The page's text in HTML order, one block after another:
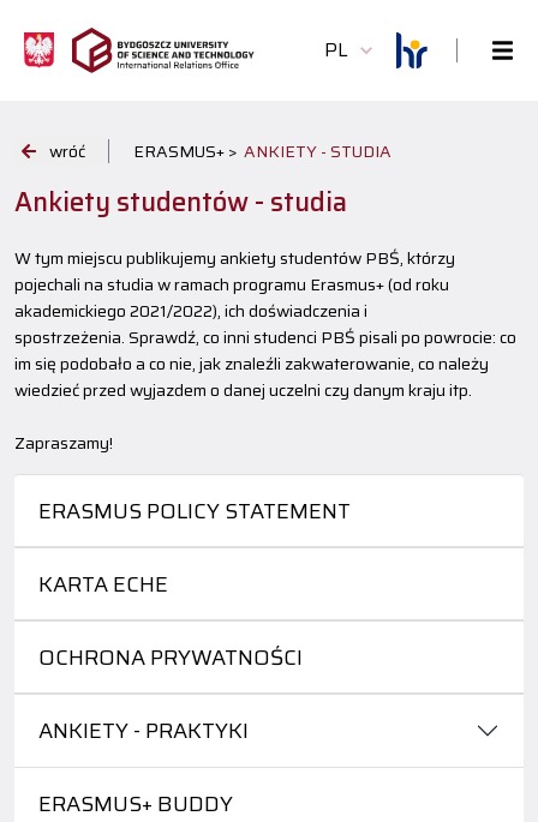
PL
wróć ERASMUS+ > ANKIETY - STUDIA
ERASMUS POLICY STATEMENT
KARTA ECHE
OCHRONA PRYWATNOŚCI
ANKIETY - PRAKTYKI
ERASMUS+ BUDDY
Ankiety studentów - studia
W tym miejscu publikujemy ankiety studentów PBŚ, którzy
pojechali na studia w ramach programu Erasmus+ (od roku
akademickiego 2021/2022), ich doświadczenia i
spostrzeżenia. Sprawdź, co inni studenci PBŚ pisali po powrocie: co
im się podobało a co nie, jak znaleźli zakwaterowanie, co należy
wiedzieć przed wyjazdem o danej uczelni czy danym kraju itp.
Zapraszamy!